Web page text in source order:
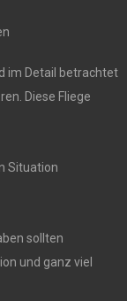
im Detail betrachtet
Diese Fliege
Situation
sollten
und ganz viel